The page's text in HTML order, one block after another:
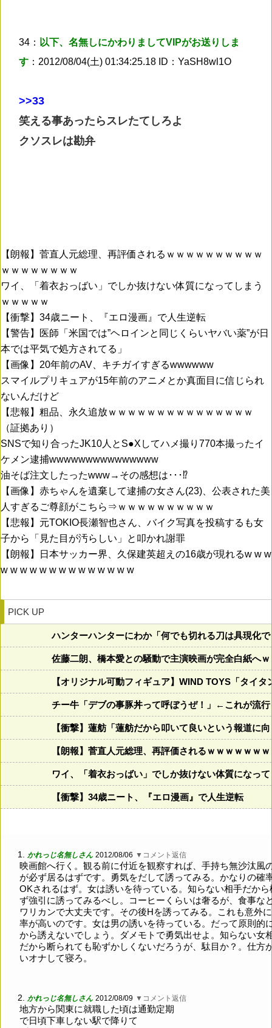
34： 以下、名無しにかわりましてVIPがお送りしま
す ：2012/08/04(土) 01:34:25.18 ID：YaSH8wl1O
>>33
笑える事あったらスレたてしろよ
クソスレは勘弁
【朗報】菅直人元総理、再評価されるｗｗｗｗｗｗｗｗｗｗ
ｗｗｗｗｗｗｗｗ
ワイ、「着衣おっばい」でしか抜けない体質になってしまう
ｗｗｗｗｗ
【衝撃】34歳ニート、『エロ漫画』で人生逆転
【警告】医師「米国では”ヘロインと同じくらいヤバい薬”が日
本では平気で処方されてる」
【画像】20年前のAV、キチガイすぎるwwwwww
スマイルプリキュアが15年前のアニメとか真面目に信じられ
ないんだけど
【悲報】粗品、永久追放ｗｗｗｗｗｗｗｗｗｗｗｗｗｗｗ
（証拠あり）
SNSで知り合ったJK10人とS●Xしてハメ撮り770本撮ったイ
ケメン逮捕wwwwwwwwwwwwwww
油そば注文したったwww→その感想は･･･⁉
【画像】赤ちゃんを遺棄して逮捕の女さん(23)、公表された美
人すぎるご尊顔がこちら⇒ｗｗｗｗｗｗｗｗｗｗ
【悲報】元TOKIO長瀬智也さん、バイク写真を投稿するも女
子から「見た目が汚らしい」と叩かれ謝罪
【朗報】日本サッカー界、久保建英超えの16歳が現れるw w w
w w w w w w w w w w w w w w
PICK UP
ハンターハンターにわか「何でも切れる刀は具現化
佐藤二朗、橋本愛との騒動で主演映画が完全白紙へ
【オリジナル可動フィギュア】WIND TOYS「タイ
チー牛「デブの事豚丼って呼ぼうぜ！」←これが流
【衝撃】蓮舫「蓮舫だから叩いて良いという報道
【朗報】菅直人元総理、再評価されるｗｗｗｗｗｗ
ワイ、「着衣おっばい」でしか抜けない体質になっ
【衝撃】34歳ニート、『エロ漫画』で人生逆転
1. かれっじ名無しさん 2012/08/06 ▼コメント返信
映画館へ行く。観る前に付近を観察すれば、手持ち無沙汰風
が必ず居るはずです。勇気をだして誘ってみる。かなりの確
OKされるはず。女は誘いを待っている。知らない相手だから
ず強引に誘ってみるべし。コーヒーくらいは奢るが、食事な
ワリカンで大丈夫です。その後Hを誘ってみる。これも意外
率が高いのです。女は男の誘いを待っている。だって原則的
から誘えないでしょう。ダメモトで勇気出せよ。知らない女
だから断られても恥ずかしくないだろうが、駄目か？。仕方
いオナして寝ろ。
2. かれっじ名無しさん 2012/08/09 ▼コメント返信
地方から関東に就職した頃は通勤定期
で日頃下車しない駅で降りて